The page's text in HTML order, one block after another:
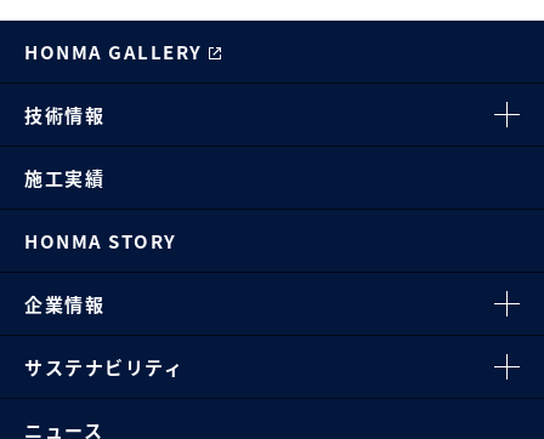
HONMA GALLERY
技術情報
施工実績
HONMA STORY
企業情報
サステナビリティ
ニュース